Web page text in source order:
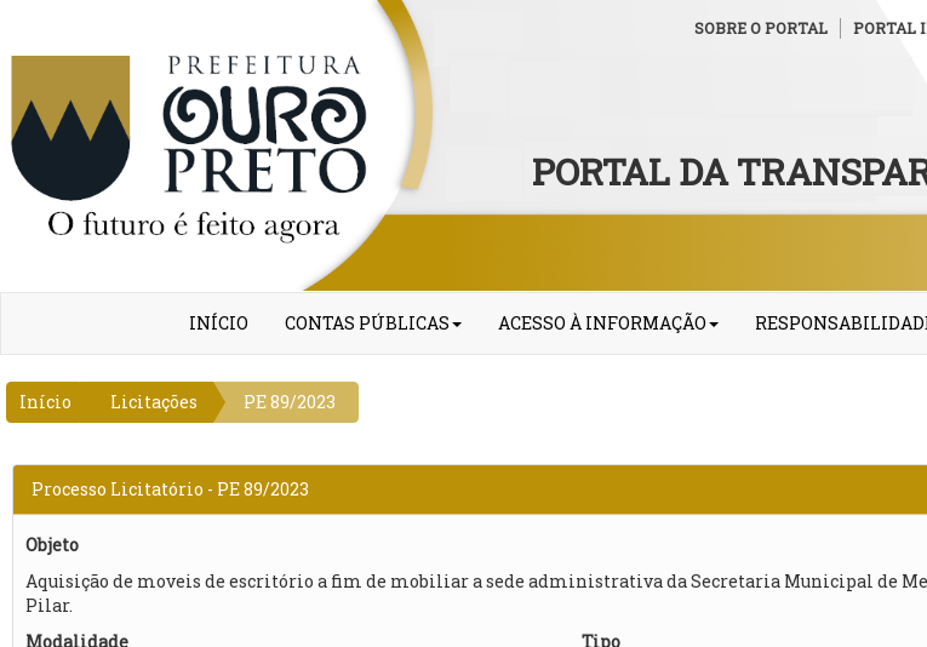
SOBRE O PORTAL PORTAL
PORTAL DA
INÍCIO CONTAS PÚBLICAS ACESSO À INFORMAÇÃO
Início Licitações PE 89/2023
Processo Licitatório - PE 89/2023
Objeto
Aquisição de moveis de escritório a fim de mobiliar a sede administrativa da Secretaria Municipal de
Pilar.
Modalidade
Tipo